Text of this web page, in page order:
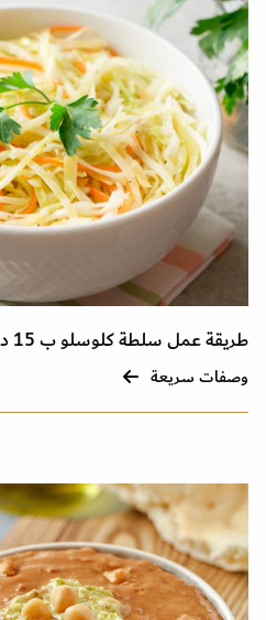
طريقة عمل سلطة كلوسلو ب 15 دقيقة فقط
وصفات سريعة